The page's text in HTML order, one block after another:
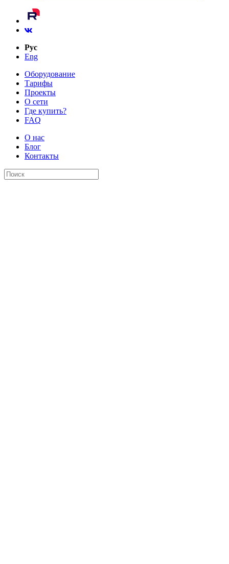
Рус
Eng
Оборудование
Тарифы
Проекты
О сети
Где купить?
FAQ
О нас
Блог
Контакты